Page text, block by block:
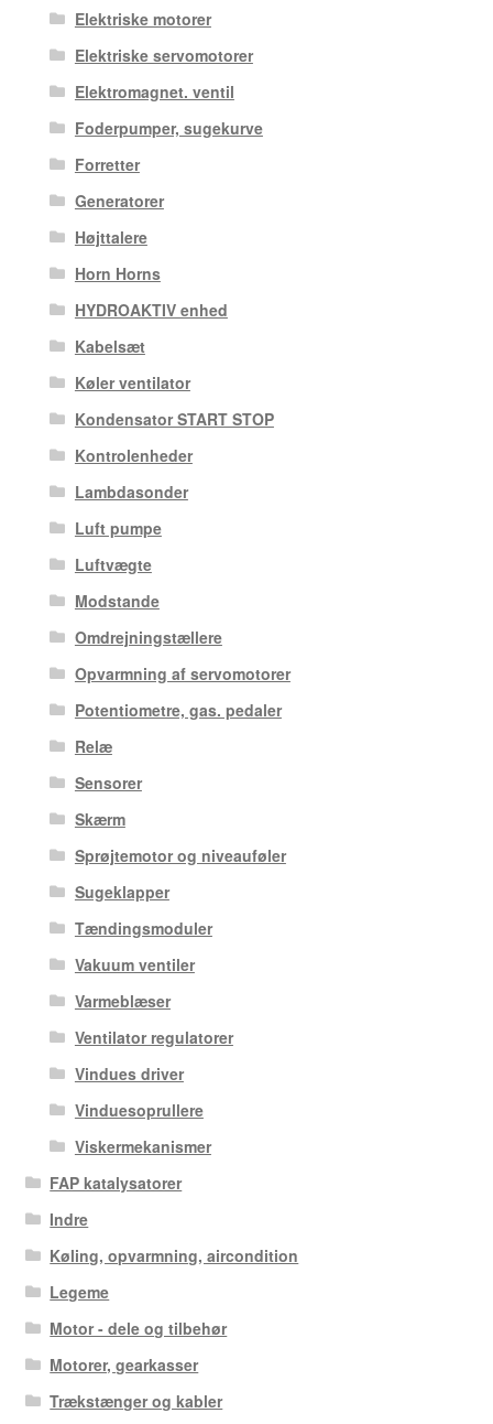
Elektriske motorer
Elektriske servomotorer
Elektromagnet. ventil
Foderpumper, sugekurve
Forretter
Generatorer
Højttalere
Horn Horns
HYDROAKTIV enhed
Kabelsæt
Køler ventilator
Kondensator START STOP
Kontrolenheder
Lambdasonder
Luft pumpe
Luftvægte
Modstande
Omdrejningstællere
Opvarmning af servomotorer
Potentiometre, gas. pedaler
Relæ
Sensorer
Skærm
Sprøjtemotor og niveauføler
Sugeklapper
Tændingsmoduler
Vakuum ventiler
Varmeblæser
Ventilator regulatorer
Vindues driver
Vinduesoprullere
Viskermekanismer
FAP katalysatorer
Indre
Køling, opvarmning, aircondition
Legeme
Motor - dele og tilbehør
Motorer, gearkasser
Trækstænger og kabler